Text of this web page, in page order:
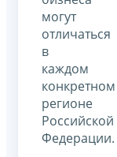
могут
отличаться
в
каждом
конкретном
регионе
Российской
Федерации.